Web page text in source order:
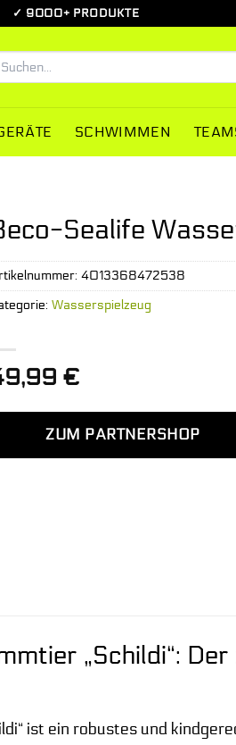
✓ 9000+ PRODUKTE
SCHWIMMEN
Sealife
€
ZUM PARTNERSHOP
4013368472538
Wasserspielzeug
„Schildi“:
ist ein robustes und